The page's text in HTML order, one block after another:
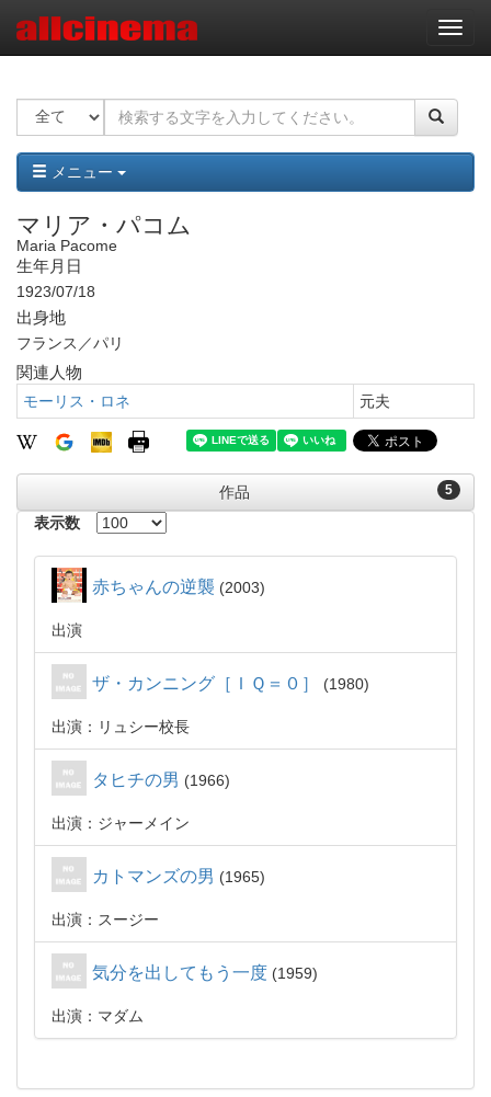
ナ
ビ
ー
ョ
ン
メニュー
マリア・パコム
Maria Pacome
生年月日
1923/07/18
出身地
フランス／パリ
関連人物
モーリス・ロネ 元夫
5
作品
表示数
赤ちゃんの逆襲 2003
出演
ザ・カンニング［ＩＱ＝０］ 1980
出演：リュシー校長
タヒチの男 1966
出演：ジャーメイン
カトマンズの男 1965
出演：スージー
気分を出してもう一度 1959
出演：マダム